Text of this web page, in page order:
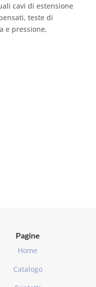
cavi di estensione
teste di
e pressione,
Pagine
Home
Catalogo